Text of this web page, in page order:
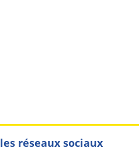
réseaux sociaux